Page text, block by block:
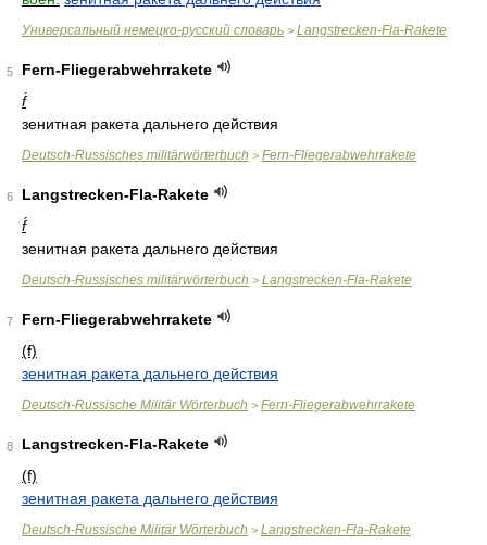
Универсальный немецко-русский словарь > Langstrecken-Fla-Rakete
5
Fern-Fliegerabwehrrakete
f́
зенитная ракета дальнего действия
Deutsch-Russisches militärwörterbuch > Fern-Fliegerabwehrrakete
6
Langstrecken-Fla-Rakete
f́
зенитная ракета дальнего действия
Deutsch-Russisches militärwörterbuch > Langstrecken-Fla-Rakete
7
Fern-Fliegerabwehrrakete
(f)
зенитная ракета дальнего действия
Deutsch-Russische Militär Wörterbuch > Fern-Fliegerabwehrrakete
8
Langstrecken-Fla-Rakete
(f)
зенитная ракета дальнего действия
Deutsch-Russische Militär Wörterbuch > Langstrecken-Fla-Rakete